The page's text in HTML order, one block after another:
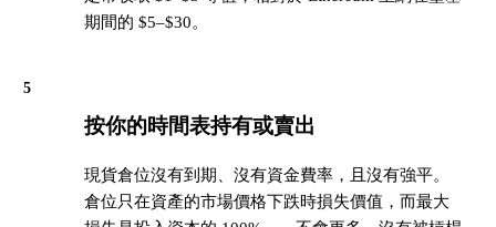
期間的 $5–$30。
5
按你的時間表持有或賣出
現貨倉位沒有到期、沒有資金費率，且沒有強平。
倉位只在資產的市場價格下跌時損失價值，而最大